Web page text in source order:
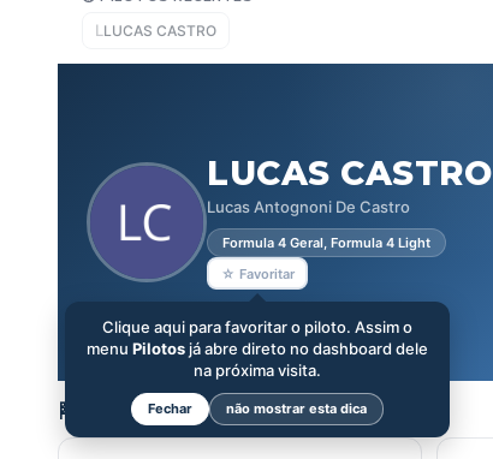
L LUCAS CASTRO
LUCAS CASTRO
Lucas Antognoni De Castro
Formula 4 Geral, Formula 4 Light
☆ Favoritar
🏁 Categorias
Clique aqui para favoritar o piloto. Assim o
menu Pilotos já abre direto no dashboard dele
na próxima visita.
Fechar não mostrar esta dica